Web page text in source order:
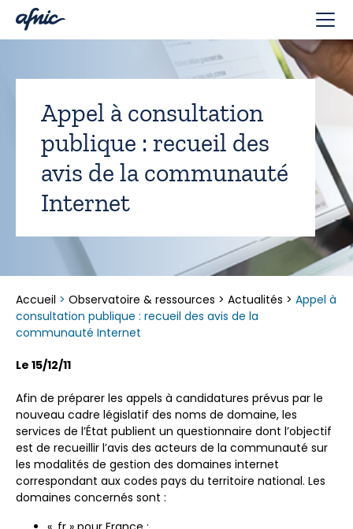
Appel à consultation
publique : recueil des
avis de la communauté
Internet
Accueil > Observatoire & ressources > Actualités > Appel à
consultation publique : recueil des avis de la
communauté Internet
Le 15/12/11
Afin de préparer les appels à candidatures prévus par le
nouveau cadre législatif des noms de domaine, les
services de l’État publient un questionnaire dont l’objectif
est de recueillir l’avis des acteurs de la communauté sur
les modalités de gestion des domaines internet
correspondant aux codes pays du territoire national. Les
domaines concernés sont :
Panneau de gestion des cookies